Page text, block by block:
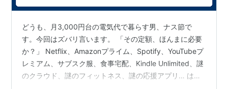
どうも、月3,000円台の電気代で暮らす男、ナス節で
す。今回はズバリ言います。 「その定額、ほんまに必要
か？」 Netflix、Amazonプライム、Spotify、YouTubeプ
レミアム、サブスク服、食事宅配、Kindle Unlimited、謎
のクラウド、謎のフィットネス、謎の応援アプリ… は